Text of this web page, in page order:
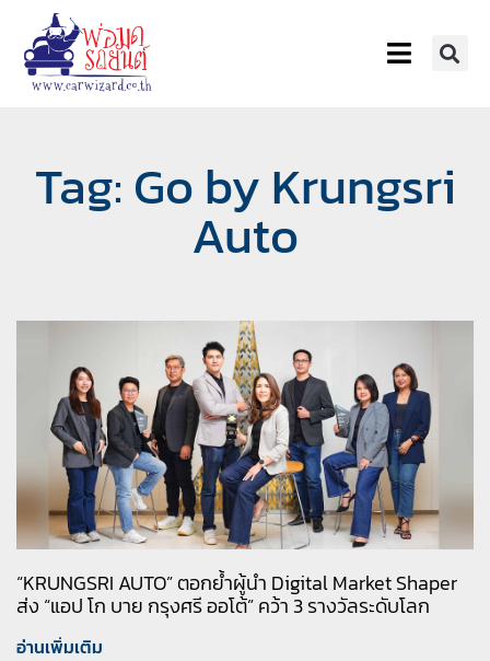
Tag: Go by Krungsri
Auto
“KRUNGSRI AUTO” ตอกย้ำผู้นำ Digital Market Shaper
ส่ง “แอป โก บาย กรุงศรี ออโต้” คว้า 3 รางวัลระดับโลก
อ่านเพิ่มเติม